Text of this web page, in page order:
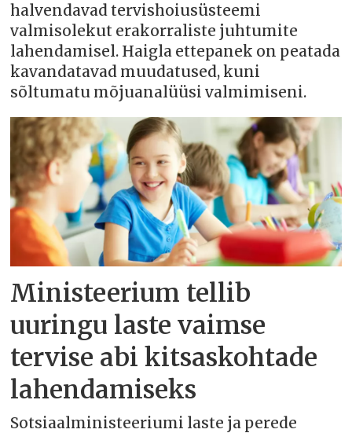
halvendavad tervishoiusüsteemi
valmisolekut erakorraliste juhtumite
lahendamisel. Haigla ettepanek on peatada
kavandatavad muudatused, kuni
sõltumatu mõjuanalüüsi valmimiseni.
Ministeerium tellib
uuringu laste vaimse
tervise abi kitsaskohtade
lahendamiseks
Sotsiaalministeeriumi laste ja perede